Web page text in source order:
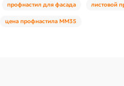
профнастил для фасада листовой
цена профнастила ММ35